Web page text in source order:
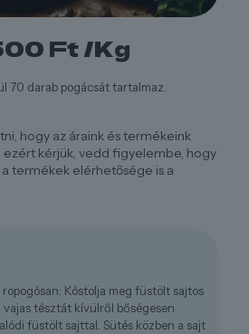
Ft/Kg
70 darab pogácsát tartalmaz.
hogy az áraink és termékeink
kérjük, vedd figyelembe, hogy
termékek elérhetősége is a
Kóstolja meg füstölt sajtos
vajas tésztát kívülről bőségesen
füstölt sajttal. Sütés közben a sajt